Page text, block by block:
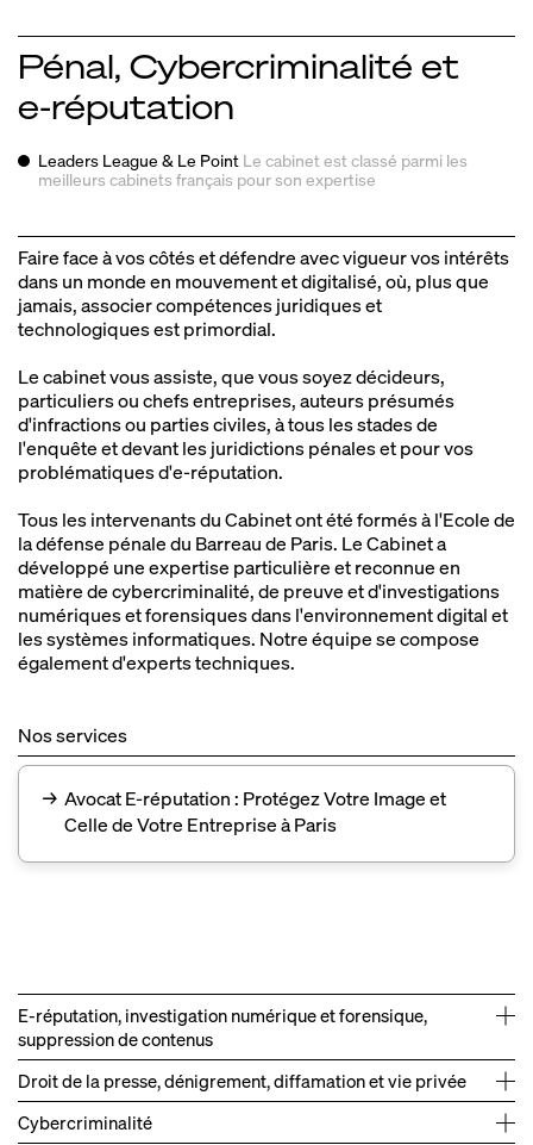
Pénal, Cybercriminalité et
e‑réputation
Leaders League & Le Point Le cabinet est classé parmi les
meilleurs cabinets français pour son expertise
Faire face à vos côtés et défendre avec vigueur vos intérêts
dans un monde en mouvement et digitalisé, où, plus que
jamais, associer compétences juridiques et
technologiques est primordial.
Le cabinet vous assiste, que vous soyez décideurs,
particuliers ou chefs entreprises, auteurs présumés
d'infractions ou parties civiles, à tous les stades de
l'enquête et devant les juridictions pénales et pour vos
problématiques d'e‑réputation.
Tous les intervenants du Cabinet ont été formés à l'Ecole de
la défense pénale du Barreau de Paris. Le Cabinet a
développé une expertise particulière et reconnue en
matière de cybercriminalité, de preuve et d'investigations
numériques et forensiques dans l'environnement digital et
les systèmes informatiques. Notre équipe se compose
également d'experts techniques.
Nos services
→ Avocat E-réputation : Protégez Votre Image et
Celle de Votre Entreprise à Paris
E‑réputation, investigation numérique et forensique,
suppression de contenus
Droit de la presse, dénigrement, diffamation et vie privée
Cybercriminalité